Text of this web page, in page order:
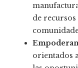
de
orientados